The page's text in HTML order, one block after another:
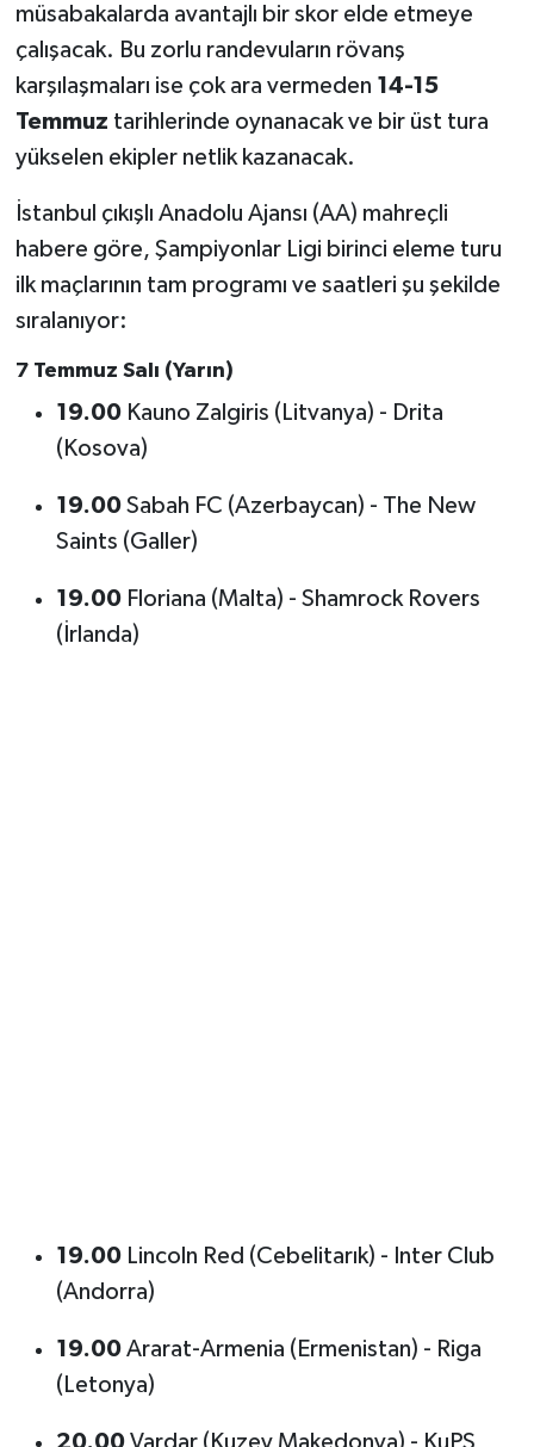
müsabakalarda avantajlı bir skor elde etmeye
çalışacak. Bu zorlu randevuların rövanş
karşılaşmaları ise çok ara vermeden 14-15
Temmuz tarihlerinde oynanacak ve bir üst tura
yükselen ekipler netlik kazanacak.
İstanbul çıkışlı Anadolu Ajansı (AA) mahreçli
habere göre, Şampiyonlar Ligi birinci eleme turu
ilk maçlarının tam programı ve saatleri şu şekilde
sıralanıyor:
7 Temmuz Salı (Yarın)
19.00Kauno Zalgiris (Litvanya) - Drita
(Kosova)
19.00Sabah FC (Azerbaycan) - The New
Saints (Galler)
19.00Floriana (Malta) - Shamrock Rovers
(İrlanda)
19.00Lincoln Red (Cebelitarık) - Inter Club
(Andorra)
19.00Ararat-Armenia (Ermenistan) - Riga
(Letonya)
20.00Vardar (Kuzey Makedonya) - KuPS